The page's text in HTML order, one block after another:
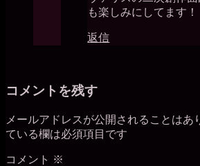
も楽しみにしてます！
返信
コメントを残す
メールアドレスが公開されることはあ
ている欄は必須項目です
コメント ※